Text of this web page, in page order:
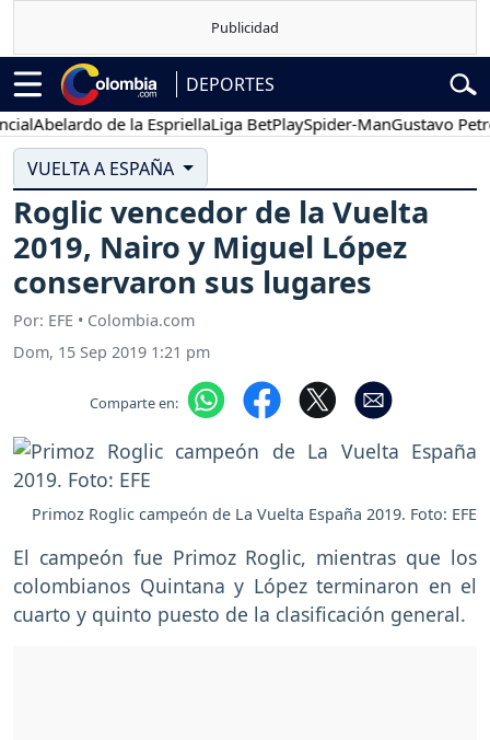
DEPORTES
de la EspriellaLiga BetPlaySpider-ManGustavo Petro
VUELTA A ESPAÑA
Roglic vencedor de la Vuelta
2019, Nairo y Miguel López
conservaron sus lugares
Por: EFE • Colombia.com
Dom, 15 Sep 2019 1:21 pm
Comparte en:
Primoz Roglic campeón de La Vuelta España 2019. Foto: EFE
El campeón fue Primoz Roglic, mientras que los
colombianos Quintana y López terminaron en el
cuarto y quinto puesto de la clasificación general.